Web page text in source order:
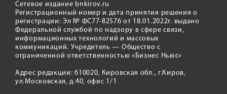
Сетевое издание bnkirov.ru
Регистрационный номер и дата принятия решения о
регистрации: Эл № ФС77-82576 от 18.01.2022г. выдано
Федеральной службой по надзору в сфере связи,
информационных технологий и массовых
коммуникаций. Учредитель — Общество с
ограниченной ответственностью «Бизнес Ньюс»
Адрес редакции: 610020, Кировская обл., г.Киров,
ул.Московская, д.40, офис 1/1